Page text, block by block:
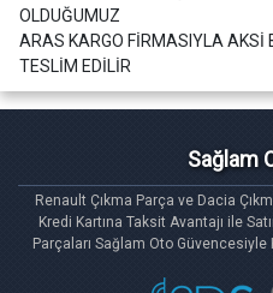
OLDUĞUMUZ
ARAS KARGO FİRMASIYLA AKSİ
TESLİM EDİLİR
Sağlam
Renault Çıkma Parça ve Dacia
Kredi Kartına Taksit Avantajı ile
Parçaları Sağlam Oto Güvencesiyle